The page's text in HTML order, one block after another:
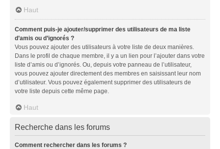
Haut
Comment puis-je ajouter/supprimer des utilisateurs de ma liste
d’amis ou d’ignorés ?
Vous pouvez ajouter des utilisateurs à votre liste de deux manières.
Dans le profil de chaque membre, il y a un lien pour l’ajouter dans votre
liste d’amis ou d’ignorés. Ou, depuis votre panneau de l’utilisateur,
vous pouvez ajouter directement des membres en saisissant leur nom
d’utilisateur. Vous pouvez également supprimer des utilisateurs de
votre liste depuis cette même page.
Haut
Recherche dans les forums
Comment rechercher dans les forums ?